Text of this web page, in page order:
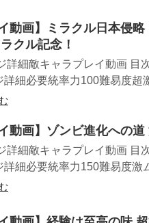
イ動画】ミラクル日本侵
クル記念！
詳細敵キャラプレイ動画 目
詳細必要統率力100難易度超
動画】ゾンビ進化への
詳細敵キャラプレイ動画 目
詳細必要統率力150難易度激